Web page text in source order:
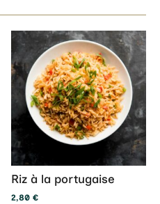
Riz à la portugaise
2,80 €